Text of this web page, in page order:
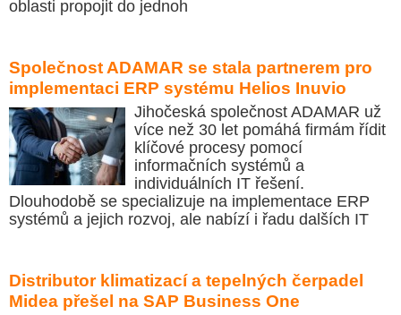
oblasti propojit do jednoh
Společnost ADAMAR se stala partnerem pro
implementaci ERP systému Helios Inuvio
Jihočeská společnost ADAMAR už
více než 30 let pomáhá firmám řídit
klíčové procesy pomocí
informačních systémů a
individuálních IT řešení.
Dlouhodobě se specializuje na implementace ERP
systémů a jejich rozvoj, ale nabízí i řadu dalších IT
Distributor klimatizací a tepelných čerpadel
Midea přešel na SAP Business One